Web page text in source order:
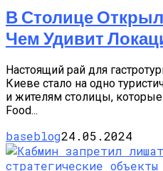
В Столице
Чем Удивит
Настоящий рай для
Киеве стало на одно
и жителям столицы,
Food...
baseblog24.05.2024